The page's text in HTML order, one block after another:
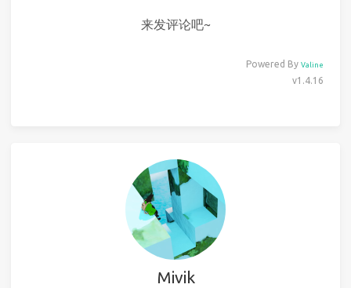
来发评论吧~
Powered By Valine
v1.4.16
Mivik